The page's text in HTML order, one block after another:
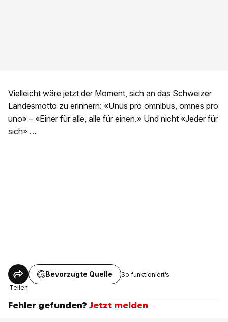
Vielleicht wäre jetzt der Moment, sich an das Schweizer
Landesmotto zu erinnern: «Unus pro omnibus, omnes pro
uno» – «Einer für alle, alle für einen.» Und nicht «Jeder für
sich» …
Teilen
Bevorzugte Quelle So funktioniert’s
Fehler gefunden? Jetzt melden